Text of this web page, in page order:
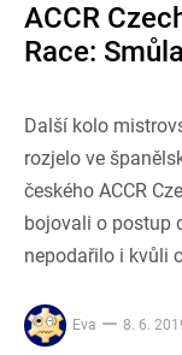
ACCR
Race:
Další kolo
rozjelo ve
českého ACCR
bojovali o postup
nepodařilo i kvůli
Eva 8. 6.